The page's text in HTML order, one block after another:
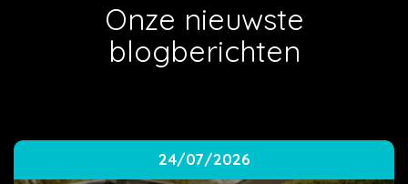
Onze nieuwste
blogberichten
24/07/2026